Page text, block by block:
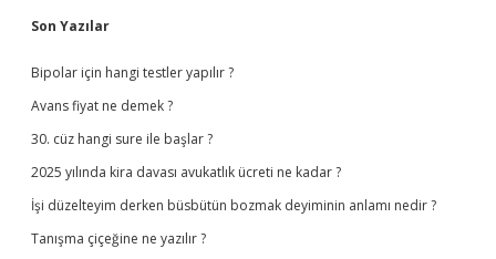
Sidebar
Son Yazılar
Bipolar için hangi testler yapılır ?
Avans fiyat ne demek ?
30. cüz hangi sure ile başlar ?
2025 yılında kira davası avukatlık ücreti ne kadar ?
İşi düzelteyim derken büsbütün bozmak deyiminin anlamı nedir ?
Tanışma çiçeğine ne yazılır ?